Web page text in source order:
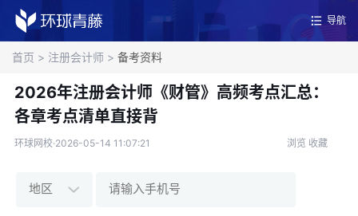
导航
首页 > 注册会计师 > 备考资料
2026年注册会计师《财管》高频考点汇总：
各章考点清单直接背
环球网校·2026-05-14 11:07:21 浏览 收藏